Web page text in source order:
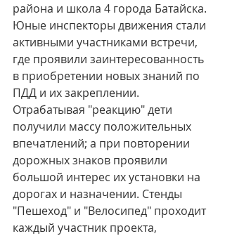
района и школа 4 города Батайска.
Юные инспекторы движения стали
активными участниками встречи,
где проявили заинтересованность
в приобретении новых знаний по
ПДД и их закреплении.
Отрабатывая "реакцию" дети
получили массу положительных
впечатлений; а при повторении
дорожных знаков проявили
большой интерес их установки на
дорогах и назначении. Стенды
"Пешеход" и "Велосипед" проходит
каждый участник проекта,